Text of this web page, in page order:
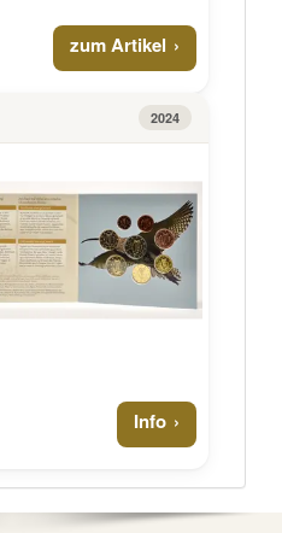
zum Artikel
2024
Info